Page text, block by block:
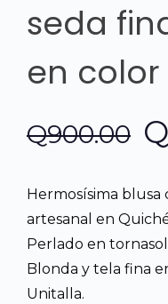
seda
en color
Q900.00 Q
Hermosísima
artesanal en
Perlado en
Blonda y tela fina
Unitalla.